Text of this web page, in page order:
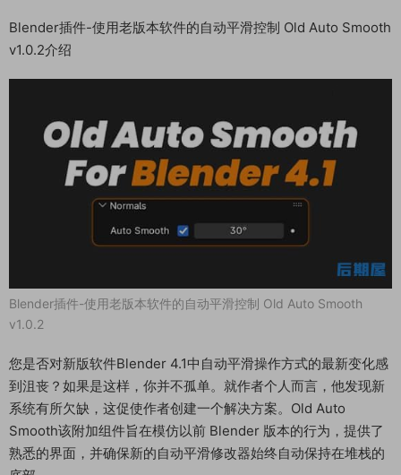
Blender插件-使用老版本软件的自动平滑控制 Old Auto Smooth
v1.0.2介绍
Blender插件-使用老版本软件的自动平滑控制 Old Auto Smooth
v1.0.2
您是否对新版软件Blender 4.1中自动平滑操作方式的最新变化感
到沮丧？如果是这样，你并不孤单。就作者个人而言，他发现新
系统有所欠缺，这促使作者创建一个解决方案。Old Auto
Smooth该附加组件旨在模仿以前 Blender 版本的行为，提供了
熟悉的界面，并确保新的自动平滑修改器始终自动保持在堆栈的